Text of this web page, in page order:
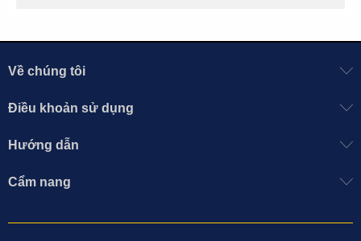
Về chúng tôi
Điều khoản sử dụng
Hướng dẫn
Cẩm nang